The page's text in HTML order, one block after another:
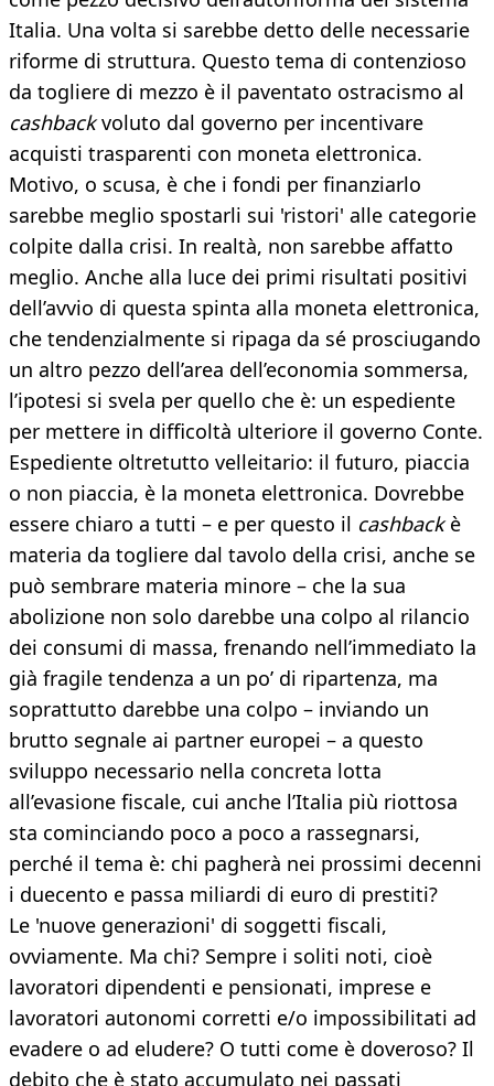
Italia. Una volta si sarebbe detto delle necessarie
riforme di struttura. Questo tema di contenzioso
da togliere di mezzo è il paventato ostracismo al
cashbackvoluto dal governo per incentivare
acquisti trasparenti con moneta elettronica.
Motivo, o scusa, è che i fondi per finanziarlo
sarebbe meglio spostarli sui 'ristori' alle categorie
colpite dalla crisi. In realtà, non sarebbe affatto
meglio. Anche alla luce dei primi risultati positivi
dell’avvio di questa spinta alla moneta elettronica,
che tendenzialmente si ripaga da sé prosciugando
un altro pezzo dell’area dell’economia sommersa,
l’ipotesi si svela per quello che è: un espediente
per mettere in difficoltà ulteriore il governo Conte.
Espediente oltretutto velleitario: il futuro, piaccia
o non piaccia, è la moneta elettronica. Dovrebbe
essere chiaro a tutti – e per questo il cashbackè
materia da togliere dal tavolo della crisi, anche se
può sembrare materia minore – che la sua
abolizione non solo darebbe una colpo al rilancio
dei consumi di massa, frenando nell’immediato la
già fragile tendenza a un po’ di ripartenza, ma
soprattutto darebbe una colpo – inviando un
brutto segnale ai partner europei – a questo
sviluppo necessario nella concreta lotta
all’evasione fiscale, cui anche l’Italia più riottosa
sta cominciando poco a poco a rassegnarsi,
perché il tema è: chi pagherà nei prossimi decenni
i duecento e passa miliardi di euro di prestiti?
Le 'nuove generazioni' di soggetti fiscali,
ovviamente. Ma chi? Sempre i soliti noti, cioè
lavoratori dipendenti e pensionati, imprese e
lavoratori autonomi corretti e/o impossibilitati ad
evadere o ad eludere? O tutti come è doveroso? Il
debito che è stato accumulato nei passati